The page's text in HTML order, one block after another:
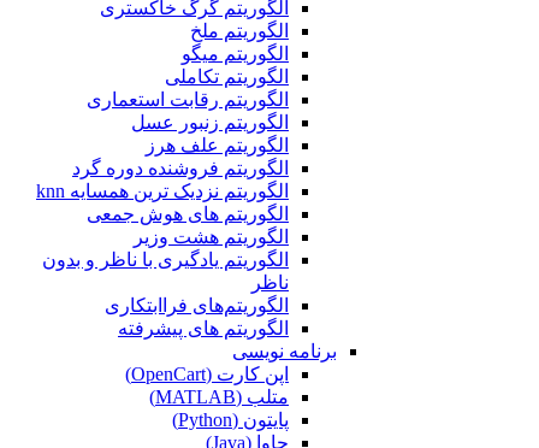
الگوریتم گرگ خاکستری
الگوریتم ملخ
الگوریتم میگو
الگوریتم تکاملی
الگوریتم رقابت استعماری
الگوریتم زنبور عسل
الگوریتم علف هرز
الگوریتم فروشنده دوره گرد
الگوریتم نزدیک ترین همسایه knn
الگوریتم های هوش جمعی
الگوریتم هشت وزیر
الگوریتم یادگیری با ناظر و بدون
ناظر
الگوریتم‌های فراابتکاری
الگوریتم های پیشرفته
برنامه نویسی
اپن کارت (OpenCart)
متلب (MATLAB)
پایتون (Python)
جاوا (Java)